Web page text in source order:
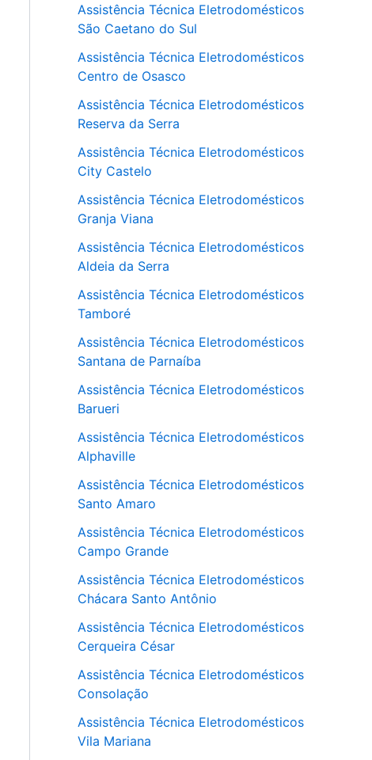
Assistência Técnica Eletrodomésticos
São Caetano do Sul
Assistência Técnica Eletrodomésticos
Centro de Osasco
Assistência Técnica Eletrodomésticos
Reserva da Serra
Assistência Técnica Eletrodomésticos
City Castelo
Assistência Técnica Eletrodomésticos
Granja Viana
Assistência Técnica Eletrodomésticos
Aldeia da Serra
Assistência Técnica Eletrodomésticos
Tamboré
Assistência Técnica Eletrodomésticos
Santana de Parnaíba
Assistência Técnica Eletrodomésticos
Barueri
Assistência Técnica Eletrodomésticos
Alphaville
Assistência Técnica Eletrodomésticos
Santo Amaro
Assistência Técnica Eletrodomésticos
Campo Grande
Assistência Técnica Eletrodomésticos
Chácara Santo Antônio
Assistência Técnica Eletrodomésticos
Cerqueira César
Assistência Técnica Eletrodomésticos
Consolação
Assistência Técnica Eletrodomésticos
Vila Mariana